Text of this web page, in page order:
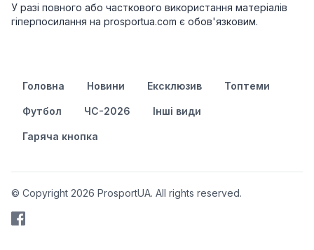
У разі повного або часткового використання матеріалів
гіперпосилання на prosportua.com є обов'язковим.
Головна Новини Ексклюзив Топтеми
Футбол ЧС-2026 Інші види
Гаряча кнопка
© Copyright 2026 ProsportUA. All rights reserved.